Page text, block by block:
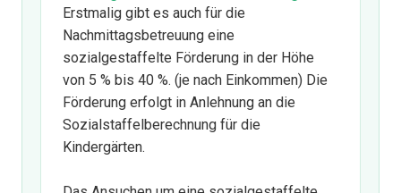
Erstmalig gibt es auch für die
Nachmittagsbetreuung eine
sozialgestaffelte Förderung in der Höhe
von 5 % bis 40 %. (je nach Einkommen) Die
Förderung erfolgt in Anlehnung an die
Sozialstaffelberechnung für die
Kindergärten.